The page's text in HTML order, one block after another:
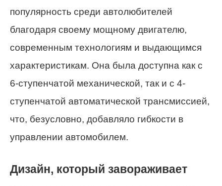
популярность среди автолюбителей
благодаря своему мощному двигателю,
современным технологиям и выдающимся
характеристикам. Она была доступна как с
6-ступенчатой механической, так и с 4-
ступенчатой автоматической трансмиссией,
что, безусловно, добавляло гибкости в
управлении автомобилем.
Дизайн, который завораживает